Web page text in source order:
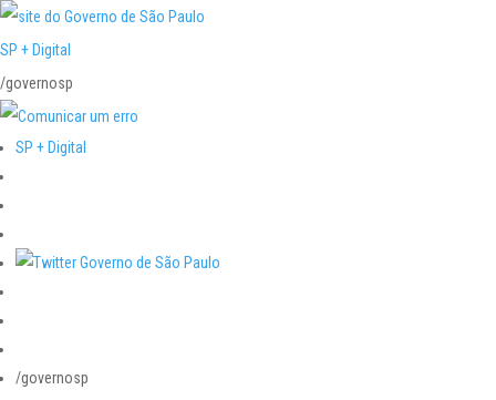
SP + Digital
/governosp
SP + Digital
/governosp